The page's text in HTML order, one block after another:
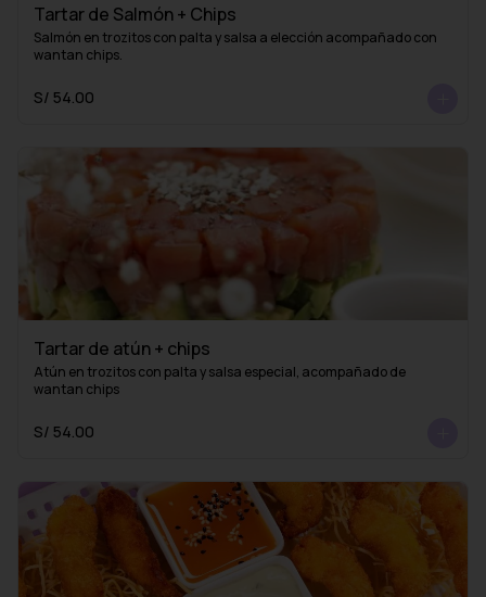
Tartar de Salmón + Chips
Salmón en trozitos con palta y salsa a elección acompañado con
wantan chips.
S/ 54.00
Tartar de atún + chips
Atún en trozitos con palta y salsa especial, acompañado de
wantan chips
S/ 54.00